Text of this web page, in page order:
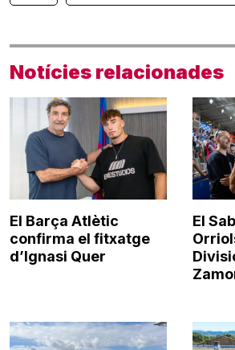
Notícies relacionades
El Barça Atlètic
confirma el fitxatge
d’Ignasi Quer
El